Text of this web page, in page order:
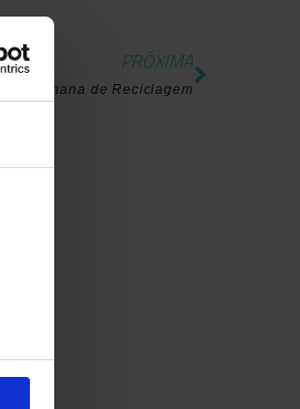
PRÓXIMA
Semana de Reciclagem